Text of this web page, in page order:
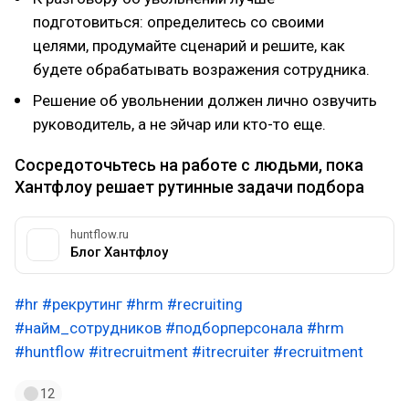
подготовиться: определитесь со своими
целями, продумайте сценарий и решите, как
будете обрабатывать возражения сотрудника.
Решение об увольнении должен лично озвучить
руководитель, а не эйчар или кто-то еще.
Сосредоточьтесь на работе с людьми, пока
Хантфлоу решает рутинные задачи подбора
huntflow.ru
Блог Хантфлоу
#hr #рекрутинг #hrm #recruiting
#найм_сотрудников #подборперсонала #hrm
#huntflow #itrecruitment #itrecruiter #recruitment
12